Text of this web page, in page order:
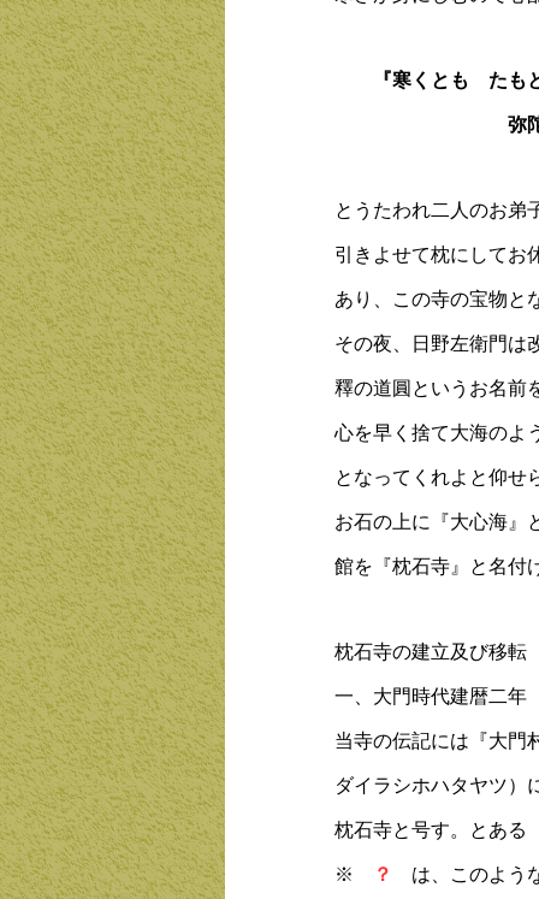
『寒くとも たも
弥陀の国よ
とうたわれ二人のお弟
引きよせて枕にしてお
あり、この寺の宝物と
その夜、日野左衛門は
釋の道圓というお名前
心を早く捨て大海のよ
となってくれよと仰せ
お石の上に『大心海』
館を『枕石寺』と名付
枕石寺の建立及び移転
一、大門時代建暦二年
当寺の伝記には『大門
ダイラシホハタヤツ）
枕石寺と号す。とある
※ ？ は、このよ